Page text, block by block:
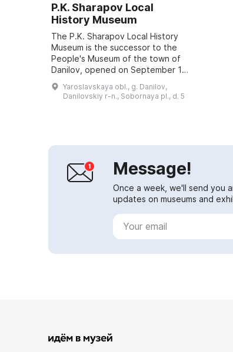
P.K. Sharapov Local
History Museum
The P.K. Sharapov Local History
Museum is the successor to the
People's Museum of the town of
Danilov, opened on September 15,
1967. In the 1960s, an initiative
group consisting of historian I. E.
Yaroslavskaya obl., g. Danilov,
Danilovskiy r-n., Sobornaya pl., d. 5
Message!
Once a week, we'll send you
updates on museums and